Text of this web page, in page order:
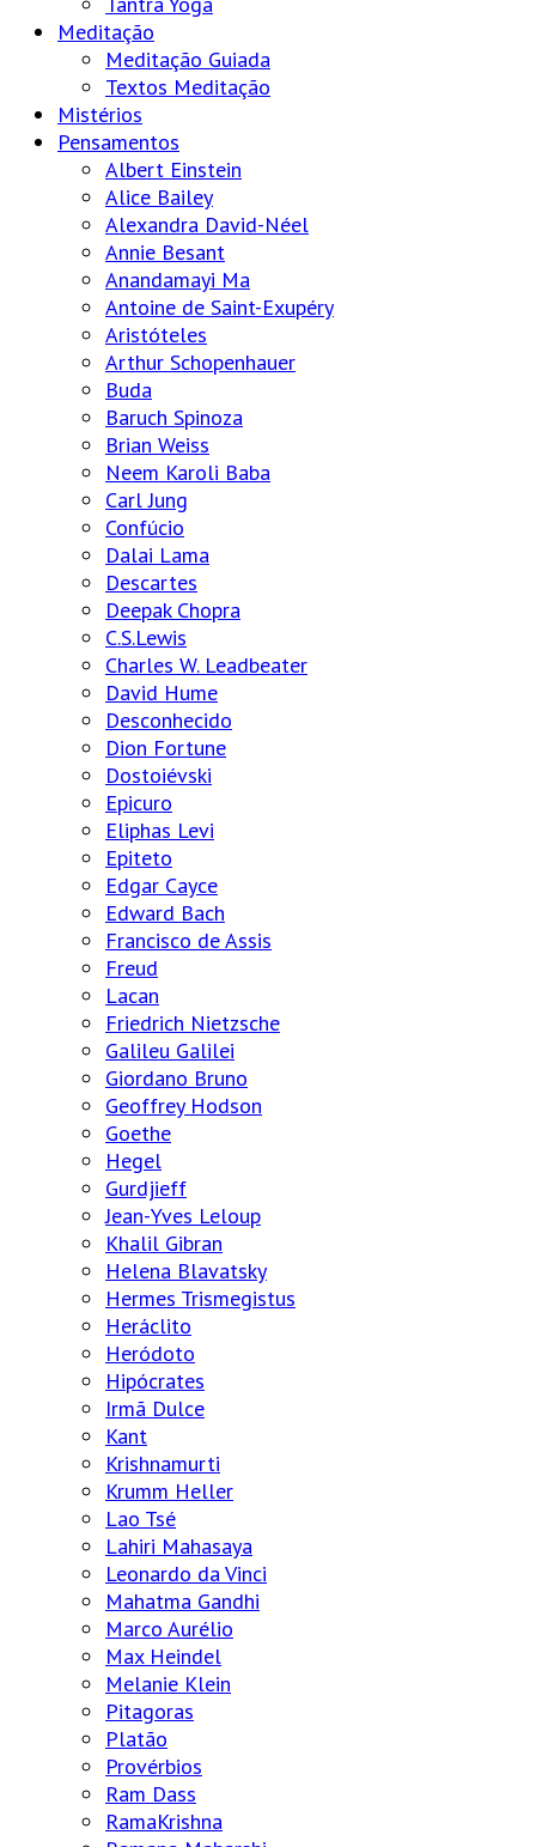
Meditação
Meditação Guiada
Textos Meditação
Mistérios
Pensamentos
Albert Einstein
Alice Bailey
Alexandra David-Néel
Annie Besant
Anandamayi Ma
Antoine de Saint-Exupéry
Aristóteles
Arthur Schopenhauer
Buda
Baruch Spinoza
Brian Weiss
Neem Karoli Baba
Carl Jung
Confúcio
Dalai Lama
Descartes
Deepak Chopra
C.S.Lewis
Charles W. Leadbeater
David Hume
Desconhecido
Dion Fortune
Dostoiévski
Epicuro
Eliphas Levi
Epiteto
Edgar Cayce
Edward Bach
Francisco de Assis
Freud
Lacan
Friedrich Nietzsche
Galileu Galilei
Giordano Bruno
Geoffrey Hodson
Goethe
Hegel
Gurdjieff
Jean-Yves Leloup
Khalil Gibran
Helena Blavatsky
Hermes Trismegistus
Heráclito
Heródoto
Hipócrates
Irmã Dulce
Kant
Krishnamurti
Krumm Heller
Lao Tsé
Lahiri Mahasaya
Leonardo da Vinci
Mahatma Gandhi
Marco Aurélio
Max Heindel
Melanie Klein
Pitagoras
Platão
Provérbios
Ram Dass
RamaKrishna